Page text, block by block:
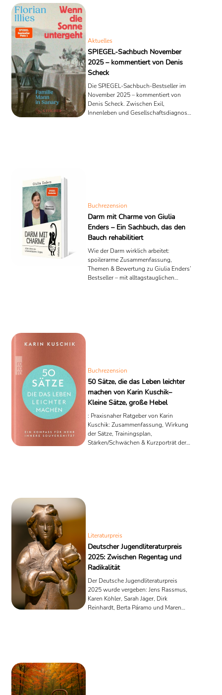
Aktuelles
SPIEGEL-Sachbuch November
2025 – kommentiert von Denis
Scheck
Die SPIEGEL-Sachbuch-Bestseller im
November 2025 – kommentiert von
Denis Scheck. Zwischen Exil,
Innenleben und Gesellschaftsdiagnose:
Buchrezension
Darm mit Charme von Giulia
Enders – Ein Sachbuch, das den
Bauch rehabilitiert
Wie der Darm wirklich arbeitet:
spoilerarme Zusammenfassung,
Themen & Bewertung zu Giulia Enders’
Bestseller – mit alltagstauglichen
Buchrezension
50 Sätze, die das Leben leichter
machen von Karin Kuschik–
Kleine Sätze, große Hebel
: Praxisnaher Ratgeber von Karin
Kuschik: Zusammenfassung, Wirkung
der Sätze, Trainingsplan,
Stärken/Schwächen & Kurzporträt der
Literaturpreis
Deutscher Jugendliteraturpreis
2025: Zwischen Regentag und
Radikalität
Der Deutsche Jugendliteraturpreis
2025 wurde vergeben: Jens Rassmus,
Karen Köhler, Sarah Jäger, Dirk
Reinhardt, Berta Páramo und Maren